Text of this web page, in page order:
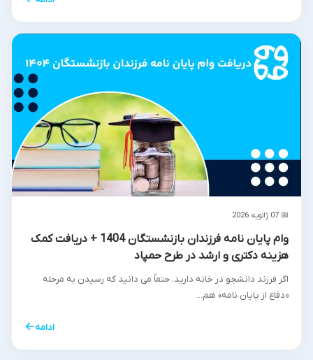
📅 07 ژانویه 2026
وام پایان نامه فرزندان بازنشستگان 1404 + دریافت کمک
هزینه دکتری و ارشد در طرح حمپاد
اگر فرزند دانشجو در خانه دارید، حتماً می دانید که رسیدن به مرحله
«دفاع از پایان نامه» هم...
ادامه←